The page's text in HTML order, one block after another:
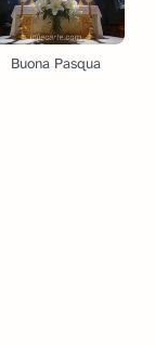
Buona Pasqua